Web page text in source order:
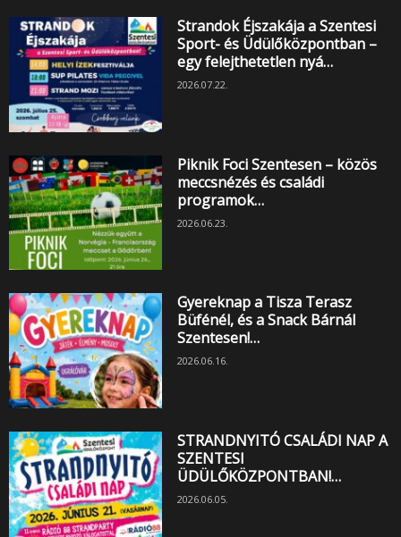
Strandok Éjszakája a Szentesi
Sport- és Üdülőközpontban –
egy felejthetetlen nyá…
2026.07.22.
Piknik Foci Szentesen – közös
meccsnézés és családi
programok…
2026.06.23.
Gyereknap a Tisza Terasz
Büfénél, és a Snack Bárnál
Szentesen!…
2026.06.16.
STRANDNYITÓ CSALÁDI NAP A
SZENTESI
ÜDÜLŐKÖZPONTBAN!…
2026.06.05.